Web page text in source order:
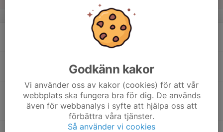
v.25
Träning A-plan
19:00
21:00
Match mot Sollentuna FK
P16 Div.1 2026 - Region 5
Edsbergs Sportfält 3
Godkänn kakor
Vi använder oss av kakor (cookies) för att vår
webbplats ska fungera bra för dig. De används
även för webbanalys i syfte att hjälpa oss att
förbättra våra tjänster.
Så använder vi cookies